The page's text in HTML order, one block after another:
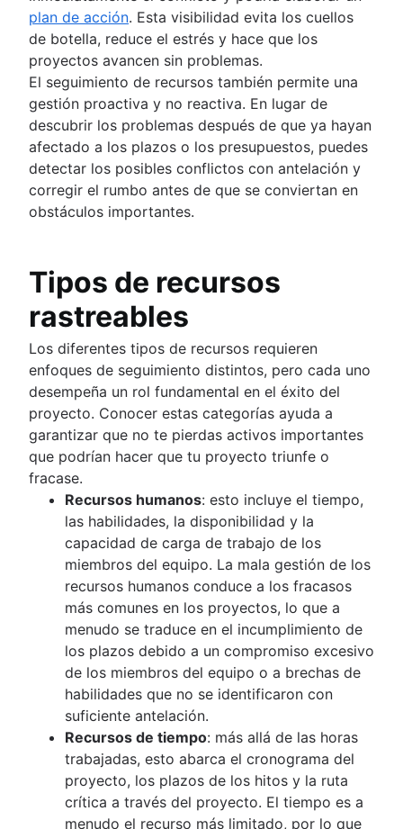
plan de acción. Esta visibilidad evita los cuellos
de botella, reduce el estrés y hace que los
proyectos avancen sin problemas.
El seguimiento de recursos también permite una
gestión proactiva y no reactiva. En lugar de
descubrir los problemas después de que ya hayan
afectado a los plazos o los presupuestos, puedes
detectar los posibles conflictos con antelación y
corregir el rumbo antes de que se conviertan en
obstáculos importantes.
Tipos de recursos
rastreables
Los diferentes tipos de recursos requieren
enfoques de seguimiento distintos, pero cada uno
desempeña un rol fundamental en el éxito del
proyecto. Conocer estas categorías ayuda a
garantizar que no te pierdas activos importantes
que podrían hacer que tu proyecto triunfe o
fracase.
Recursos humanos: esto incluye el tiempo,
las habilidades, la disponibilidad y la
capacidad de carga de trabajo de los
miembros del equipo. La mala gestión de los
recursos humanos conduce a los fracasos
más comunes en los proyectos, lo que a
menudo se traduce en el incumplimiento de
los plazos debido a un compromiso excesivo
de los miembros del equipo o a brechas de
habilidades que no se identificaron con
suficiente antelación.
Recursos de tiempo: más allá de las horas
trabajadas, esto abarca el cronograma del
proyecto, los plazos de los hitos y la ruta
crítica a través del proyecto. El tiempo es a
menudo el recurso más limitado, por lo que